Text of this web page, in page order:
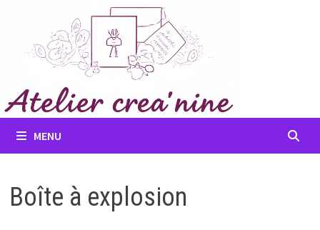
MENU
Boîte à explosion